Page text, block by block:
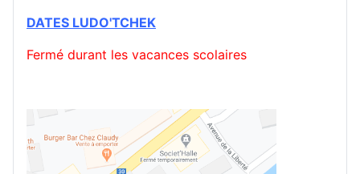
DATES LUDO'TCHEK
Fermé durant les vacances scolaires